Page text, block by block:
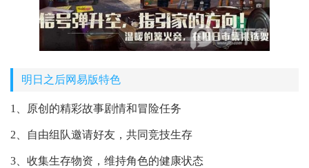
明日之后网易版特色
1、原创的精彩故事剧情和冒险任务
2、自由组队邀请好友，共同竞技生存
3、收集生存物资，维持角色的健康状态